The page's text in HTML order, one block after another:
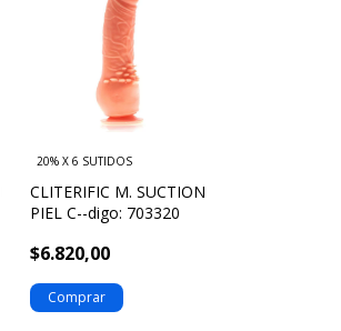
CLITERIFIC M. SUCTION
PIEL C--digo: 703320
$6.820,00
20% X 6 SUTIDOS